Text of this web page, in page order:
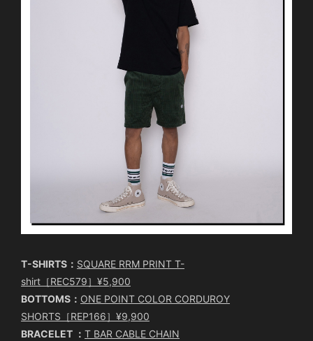
T-SHIRTS： SQUARE RRM PRINT T-
shirt［REC579］¥5,900
BOTTOMS： ONE POINT COLOR CORDUROY
SHORTS［REP166］¥9,900
BRACELET ： T BAR CABLE CHAIN